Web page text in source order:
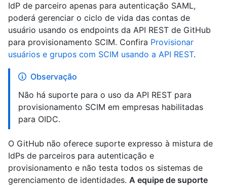
IdP de parceiro apenas para autenticação SAML,
poderá gerenciar o ciclo de vida das contas de
usuário usando os endpoints da API REST de GitHub
para provisionamento SCIM. Confira Provisionar
usuários e grupos com SCIM usando a API REST.
Observação
Não há suporte para o uso da API REST para
provisionamento SCIM em empresas habilitadas
para OIDC.
O GitHub não oferece suporte expresso à mistura de
IdPs de parceiros para autenticação e
provisionamento e não testa todos os sistemas de
gerenciamento de identidades. A equipe de suporte